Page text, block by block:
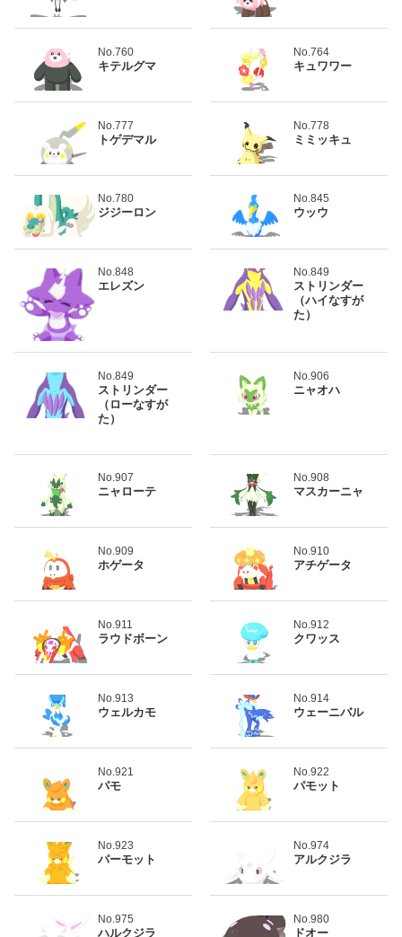
No.760
キテルグマ
No.764
キュワワー
No.777
トゲデマル
No.778
ミミッキュ
No.780
ジジーロン
No.845
ウッウ
No.848
エレズン
No.849
ストリンダー
（ハイなすが
た）
No.849
ストリンダー
（ローなすが
た）
No.906
ニャオハ
No.907
ニャローテ
No.908
マスカーニャ
No.909
ホゲータ
No.910
アチゲータ
No.911
ラウドボーン
No.912
クワッス
No.913
ウェルカモ
No.914
ウェーニバル
No.921
パモ
No.922
パモット
No.923
パーモット
No.974
アルクジラ
No.975
ハルクジラ
No.980
ドオー